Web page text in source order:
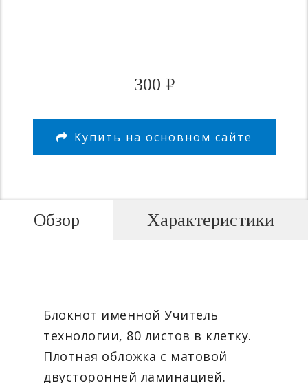
300 ₽
Купить на основном сайте
Обзор
Блокнот именной Учитель
технологии, 80 листов в клетку.
Плотная обложка с матовой
двусторонней ламинацией.
Характеристики